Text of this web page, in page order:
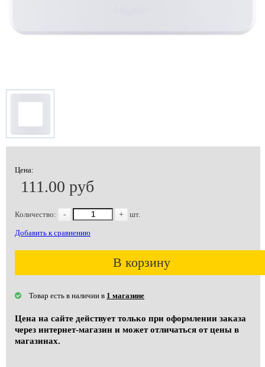
Цена:
111.00 руб
Количество: - + шт.
Добавить к сравнению
В корзину
Товар есть в наличии в 1 магазине
Цена на сайте действует только при оформлении заказа
через интернет-магазин и может отличаться от цены в
магазинах.